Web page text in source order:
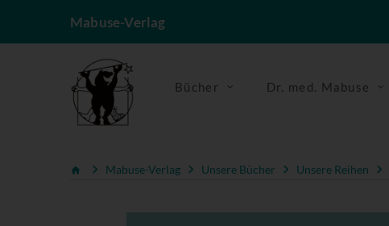
Mabuse-Verlag
Bücher Dr. med. Mabuse
Mabuse-Verlag Unsere Bücher Unsere Reihen